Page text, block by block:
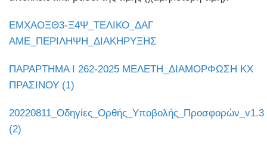
ΕΜΧΑΟΞΘ3-Ξ4Ψ_ΤΕΛΙΚΟ_ΔΑΓ
ΑΜΕ_ΠΕΡΙΛΗΨΗ_ΔΙΑΚΗΡΥΞΗΣ
ΠΑΡΑΡΤΗΜΑ Ι 262-2025 ΜΕΛΕΤΗ_ΔΙΑΜΟΡΦΩΣΗ ΚΧ
ΠΡΑΣΙΝΟΥ (1)
20220811_Οδηγίες_Ορθής_Υποβολής_Προσφορών_v1.3
(2)